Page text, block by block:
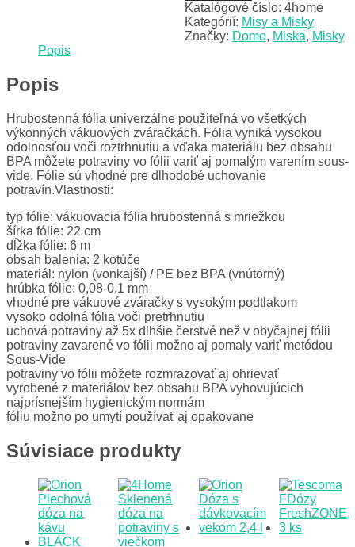
Katalógové číslo: 4home
Kategórií: Misy a Misky
Značky: Domo, Miska, Misky
Popis
Popis
Hrubostenná fólia univerzálne použiteľná vo všetkých
výkonných vákuových zváračkách. Fólia vyniká vysokou
odolnosťou voči roztrhnutiu a vďaka materiálu bez obsahu
BPA môžete potraviny vo fólii variť aj pomalým varením sous-
vide. Fólie sú vhodné pre dlhodobé uchovanie
potravín.Vlastnosti:
typ fólie: vákuovacia fólia hrubostenná s mriežkou
šírka fólie: 22 cm
dĺžka fólie: 6 m
obsah balenia: 2 kotúče
materiál: nylon (vonkajší) / PE bez BPA (vnútorný)
hrúbka fólie: 0,08-0,1 mm
vhodné pre vákuové zváračky s vysokým podtlakom
vysoko odolná fólia voči pretrhnutiu
uchová potraviny až 5x dlhšie čerstvé než v obyčajnej fólii
potraviny zavarené vo fólii možno aj pomaly variť metódou
Sous-Vide
potraviny vo fólii môžete rozmrazovať aj ohrievať
vyrobené z materiálov bez obsahu BPA vyhovujúcich
najprísnejším hygienickým normám
fóliu možno po umytí používať aj opakovane
Súvisiace produkty